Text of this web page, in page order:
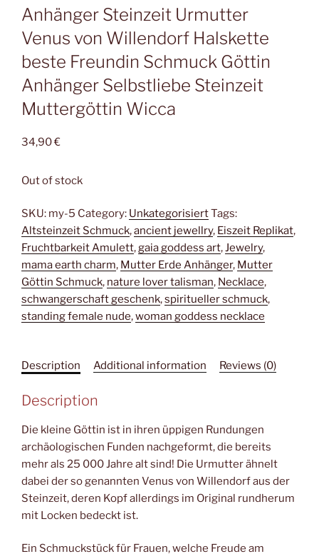
Anhänger Steinzeit Urmutter
Venus von Willendorf Halskette
beste Freundin Schmuck Göttin
Anhänger Selbstliebe Steinzeit
Muttergöttin Wicca
34,90€
Out of stock
SKU: my-5 Category: UnkategorisiertTags:
Altsteinzeit Schmuck,ancient jewellry, Eiszeit Replikat,
Fruchtbarkeit Amulett,gaia goddess art,Jewelry,
mama earth charm, Mutter Erde Anhänger, Mutter
Göttin Schmuck, nature lover talisman, Necklace,
schwangerschaft geschenk,spiritueller schmuck,
standing female nude,woman goddess necklace
Description Additional information Reviews (0)
Description
Die kleine Göttin ist in ihren üppigen Rundungen
archäologischen Funden nachgeformt, die bereits
mehr als 25 000 Jahre alt sind! Die Urmutter ähnelt
dabei der so genannten Venus von Willendorf aus der
Steinzeit, deren Kopf allerdings im Original rundherum
mit Locken bedeckt ist.
Ein Schmuckstück für Frauen, welche Freude am